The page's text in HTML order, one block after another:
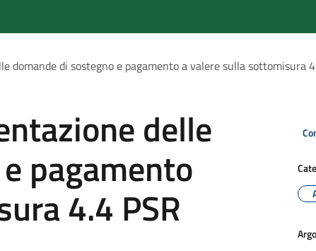
domande di sostegno e pagamento a valere sulla sottomisura
delle
pagamento
4.4 PSR